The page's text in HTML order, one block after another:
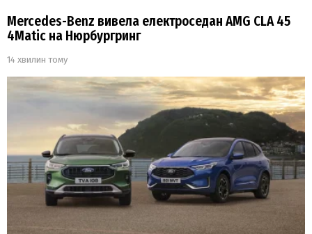
Mercedes-Benz вивела електроседан AMG CLA 45
4Matic на Нюрбургринг
14 хвилин тому